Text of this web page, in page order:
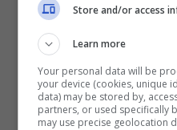
total black
fan, gli short
cortissimi
Store and/or access
Learn more
Your personal data will be
your device (cookies, unique
data) may be stored by,
partners, or used specifically
may use precise geolocation